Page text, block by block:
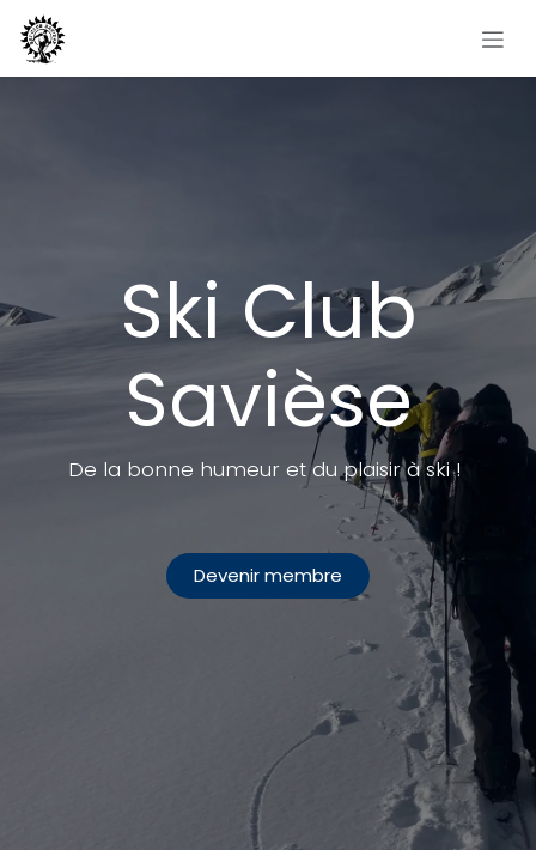
Se rendre au contenu
Ski Club
Savièse
De la bonne humeur et du plaisir à ski !
Devenir membr​​​​e